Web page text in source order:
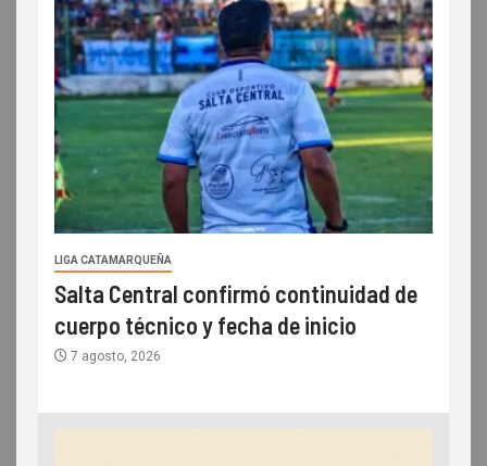
LIGA CATAMARQUEÑA
Salta Central confirmó continuidad de
cuerpo técnico y fecha de inicio
7 agosto, 2026